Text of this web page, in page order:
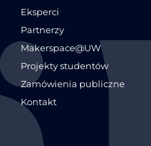
Eksperci
Partnerzy
Makerspace@UW
Projekty studentów
Zamówienia publiczne
Kontakt